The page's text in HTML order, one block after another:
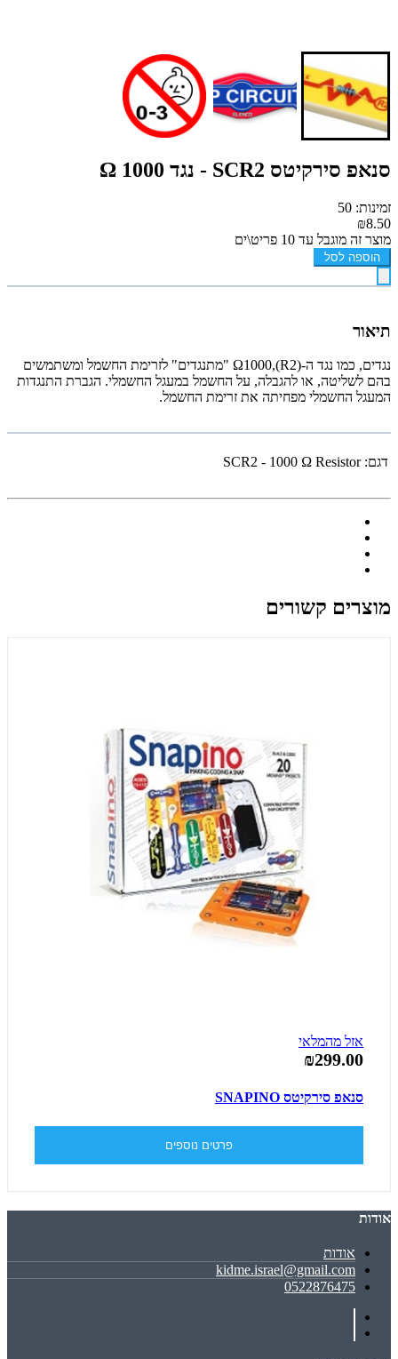
סנאפ סירקיטס SCR2 - נגד 1000 Ω
זמינות: 50
₪8.50
מוצר זה מוגבל עד 10 פריט\ים
הוספה לסל
תיאור
נגדים, כמו נגד ה-(R2),Ω1000 "מתנגדים" לזרימת החשמל ומשתמשים
בהם לשליטה, או להגבלה, על החשמל במעגל החשמלי. הגברת התנגדות
המעגל החשמלי מפחיתה את זרימת החשמל.
דגם: SCR2 - 1000 Ω Resistor
מוצרים קשורים
אזל מהמלאי
₪299.00
סנאפ סירקיטס SNAPINO
פרטים נוספים
אודות
אודות
kidme.israel@gmail.com
0522876475